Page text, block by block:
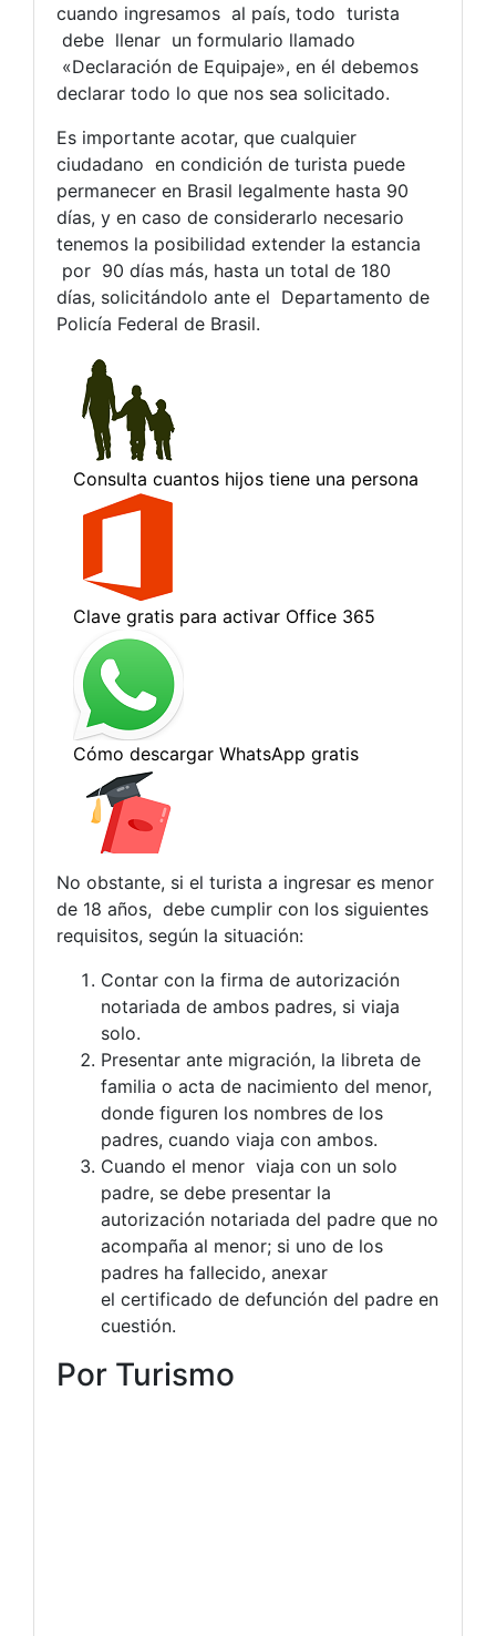
cuando ingresamos al país, todo turista
debe llenar un formulario llamado
«Declaración de Equipaje», en él debemos
declarar todo lo que nos sea solicitado.
Es importante acotar, que cualquier
ciudadano en condición de turista puede
permanecer en Brasil legalmente hasta 90
días, y en caso de considerarlo necesario
tenemos la posibilidad extender la estancia
por 90 días más, hasta un total de 180
días, solicitándolo ante el Departamento de
Policía Federal de Brasil.
No obstante, si el turista a ingresar es menor
de 18 años, debe cumplir con los siguientes
requisitos, según la situación:
Contar con la firma de autorización
notariada de ambos padres, si viaja
solo.
Presentar ante migración, la libreta de
familia o acta de nacimiento del menor,
donde figuren los nombres de los
padres, cuando viaja con ambos.
Cuando el menor viaja con un solo
padre, se debe presentar la
autorización notariada del padre que no
acompaña al menor; si uno de los
padres ha fallecido, anexar
el certificado de defunción del padre en
cuestión.
Por Turismo